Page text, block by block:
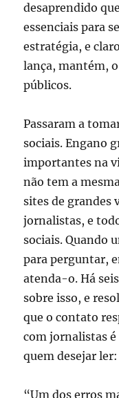
desaprendido
essenciais para
estratégia, e
lança, mantém,
públicos.
Passaram a
sociais. Engano
importantes na
não tem a
sites de grandes
jornalistas, e
sociais. Quando
para perguntar,
atenda-o. Há
sobre isso, e
que o contato
com jornalistas
quem desejar ler:
“Um dos erros